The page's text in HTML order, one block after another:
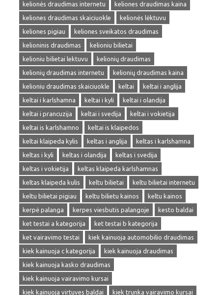
kelionės draudimas internetu
keliones draudimas kaina
keliones draudimas skaiciuokle
kelionės lėktuvu
keliones pigiau
keliones sveikatos draudimas
kelioninis draudimas
kelioniu bilietai
kelioniu bilietai lektuvu
kelionių draudimas
kelionių draudimas internetu
kelionių draudimas kaina
kelioniu draudimas skaiciuokle
keltai
keltai i anglija
keltai i karlshamna
keltai i kyli
keltai i olandija
keltai i prancuzija
keltai i svedija
keltai i vokietija
keltai is karlshamno
keltai is klaipedos
keltai klaipeda kylis
keltas i anglija
keltas i karlshamna
keltas i kyli
keltas i olandija
keltas i svedija
keltas i vokietija
keltas klaipeda karlshamnas
keltas klaipeda kulis
keltu bilietai
keltu bilietai internetu
keltu bilietai pigiau
keltu bilietu kainos
keltu kainos
kerpė palanga
kerpes viesbutis palangoje
kesto baldai
ket testai a kategorija
ket testai b kategorija
ket vairavimo testai
kiek kainuoja automobilio draudimas
kiek kainuoja c kategorija
kiek kainuoja draudimas
kiek kainuoja kasko draudimas
kiek kainuoja vairavimo kursai
kiek kainuoja virtuves baldai
kiek trunka vairavimo kursai